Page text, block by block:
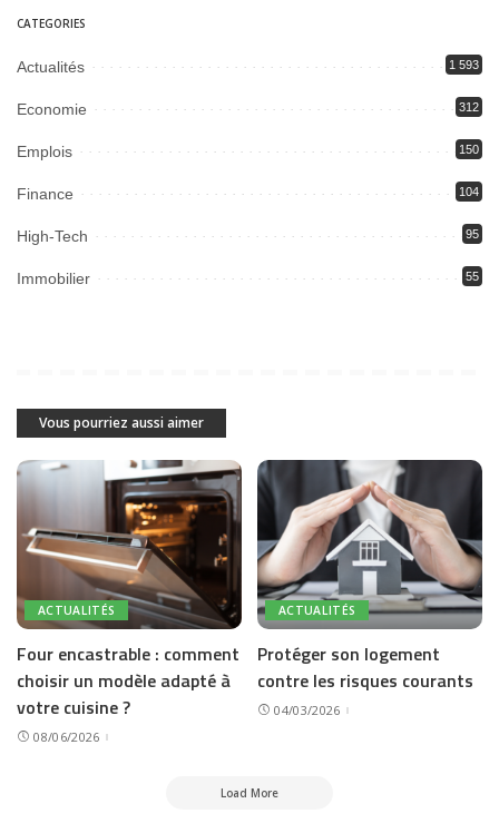
CATEGORIES
Actualités 1 593
Economie 312
Emplois 150
Finance 104
High-Tech 95
Immobilier 55
Vous pourriez aussi aimer
ACTUALITÉS
Four encastrable : comment
choisir un modèle adapté à
votre cuisine ?
08/06/2026
ACTUALITÉS
Protéger son logement
contre les risques courants
04/03/2026
Load More